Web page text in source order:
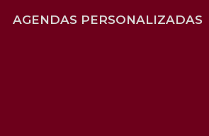
AGENDAS PERSONALIZADAS